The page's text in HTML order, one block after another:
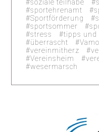
soziale teilhabe
sportehrenamt
Sportförderung
sportsommer
stress
tipps und
überrascht
vereinmitherz
Vereinsheim
wesermarsch